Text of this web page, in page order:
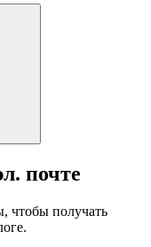
почте
чтобы получать